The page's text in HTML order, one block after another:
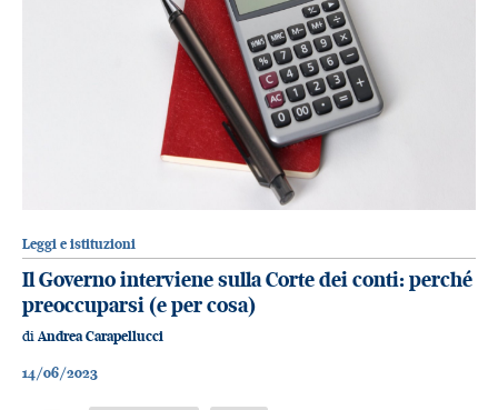
Leggi e istituzioni
Il Governo interviene sulla Corte dei conti: perché
preoccuparsi (e per cosa)
di Andrea Carapellucci
14/06/2023